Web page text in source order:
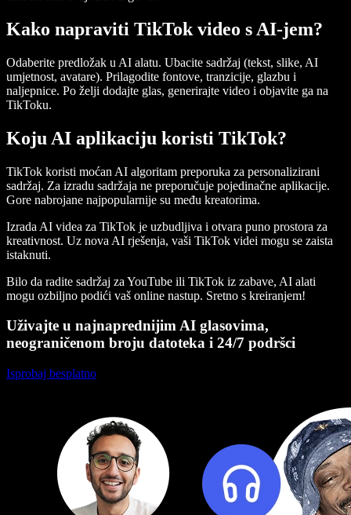
Kako napraviti TikTok video s AI-jem?
Odaberite predložak u AI alatu. Ubacite sadržaj (tekst, slike, AI
umjetnost, avatare). Prilagodite fontove, tranzicije, glazbu i
naljepnice. Po želji dodajte glas, generirajte video i objavite ga na
TikToku.
Koju AI aplikaciju koristi TikTok?
TikTok koristi moćan AI algoritam preporuka za personalizirani
sadržaj. Za izradu sadržaja ne preporučuje pojedinačne aplikacije.
Gore nabrojane najpopularnije su među kreatorima.
Izrada AI videa za TikTok je uzbudljiva i otvara puno prostora za
kreativnost. Uz nova AI rješenja, vaši TikTok videi mogu se zaista
istaknuti.
Bilo da radite sadržaj za YouTube ili TikTok iz zabave, AI alati
mogu ozbiljno podići vaš online nastup. Sretno s kreiranjem!
Uživajte u najnaprednijim AI glasovima,
neograničenom broju datoteka i 24/7 podršci
Isprobaj besplatno